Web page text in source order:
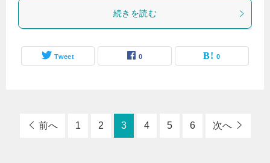
続きを読む
Tweet 0 0
前へ 1 2 3 4 5 6 次へ